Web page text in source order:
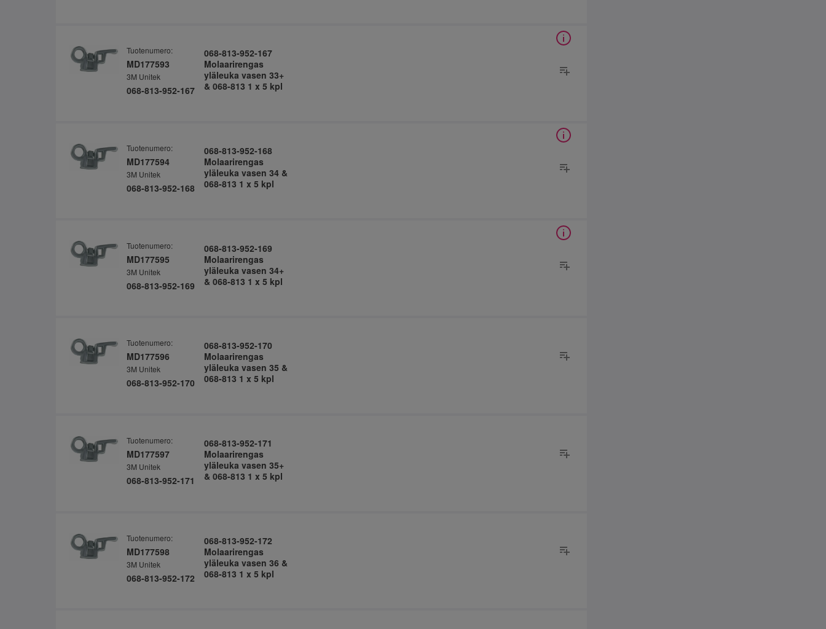
Tuotenumero:
MD177593
3M Unitek
068-813-952-167
068-813-952-167
Molaarirengas
yläleuka vasen 33+
& 068-813 1 x 5 kpl
Tuotenumero:
MD177594
3M Unitek
068-813-952-168
068-813-952-168
Molaarirengas
yläleuka vasen 34 &
068-813 1 x 5 kpl
Tuotenumero:
MD177595
3M Unitek
068-813-952-169
068-813-952-169
Molaarirengas
yläleuka vasen 34+
& 068-813 1 x 5 kpl
Tuotenumero:
MD177596
3M Unitek
068-813-952-170
068-813-952-170
Molaarirengas
yläleuka vasen 35 &
068-813 1 x 5 kpl
Tuotenumero:
MD177597
3M Unitek
068-813-952-171
068-813-952-171
Molaarirengas
yläleuka vasen 35+
& 068-813 1 x 5 kpl
Tuotenumero:
MD177598
3M Unitek
068-813-952-172
068-813-952-172
Molaarirengas
yläleuka vasen 36 &
068-813 1 x 5 kpl